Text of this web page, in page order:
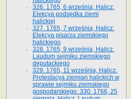
326. 1765, 6 września, Halicz.
Elekcya podsędka ziemi
halickiej
327. 1765, 7 września, Halicz.
Elekcya pisarza ziemskiego
halickiego
328. 1765, 9 września, Halicz.
Laudum sejmiku ziemskiego
deputackiego
329. 1765, 11 września, Halicz.
Protestacya ziemian halickich w
sprawie sejmiku ziemskiego
gospodarskiego. 330. 1766, 25